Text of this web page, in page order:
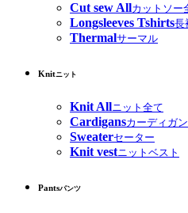
Cut sew Allカットソー
Longsleeves Tshirts長
Thermalサーマル
Knitニット
Knit Allニット全て
Cardigansカーディガン
Sweaterセーター
Knit vestニットベスト
Pantsパンツ